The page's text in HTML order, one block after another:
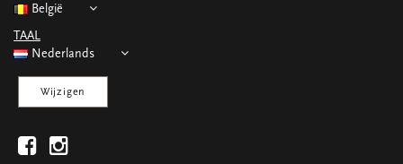
België
TAAL
Nederlands
Wijzigen